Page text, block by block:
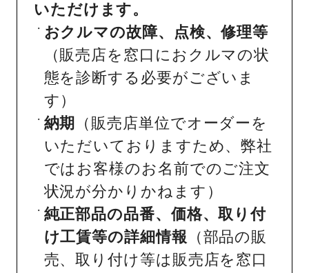
いただけます。
おクルマの故障、点検、修理等
（販売店を窓口におクルマの状
態を診断する必要がございま
す）
納期
（販売店単位でオーダーを
いただいておりますため、弊社
ではお客様のお名前でのご注文
状況が分かりかねます）
純正部品の品番、価格、取り付
け工賃等の詳細情報 （部品の販
売、取り付け等は販売店を窓口